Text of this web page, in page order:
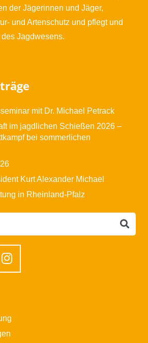
der Jägerinnen und Jäger,
und Artenschutz und pflegt und
Jagdwesens.
mit Dr. Michael Petrack
im jagdlichen Schießen 2026 –
bei sommerlichen
Kurt Alexander Michael
in Rheinland-Pfalz